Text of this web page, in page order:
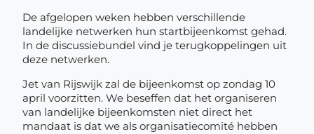
De afgelopen weken hebben verschillende
landelijke netwerken hun startbijeenkomst gehad.
In de discussiebundel vind je terugkoppelingen uit
deze netwerken.
Jet van Rijswijk zal de bijeenkomst op zondag 10
april voorzitten. We beseffen dat het organiseren
van landelijke bijeenkomsten niet direct het
mandaat is dat we als organisatiecomité hebben